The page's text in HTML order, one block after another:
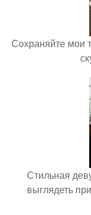
Сохраняйте мои
Стильная
выглядеть